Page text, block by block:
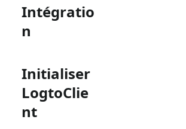
Intégratio
n
Initialiser
LogtoClie
nt